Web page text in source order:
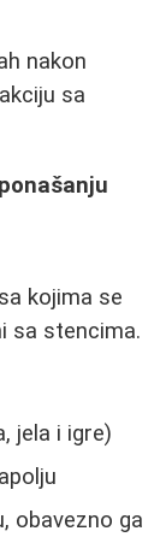
nakon
sa
kojima se
sa stencima.
jela i igre)
obavezno ga